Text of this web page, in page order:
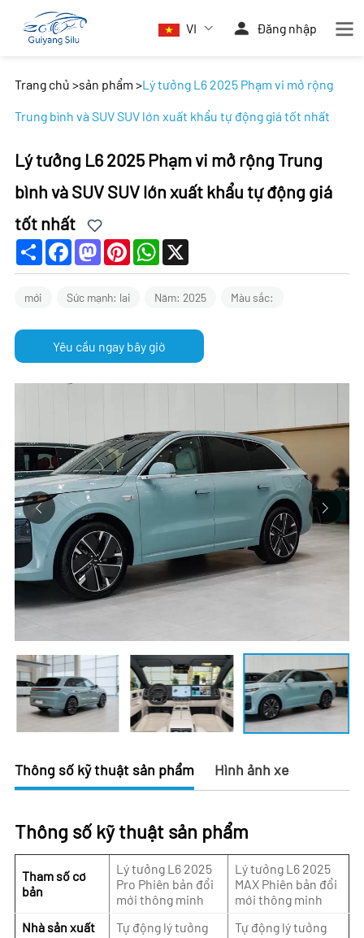
VI Đăng nhập
Trang chủ >sản phẩm >Lý tưởng L6 2025 Phạm vi mở rộng
Trung bình và SUV SUV lớn xuất khẩu tự động giá tốt nhất
Lý tưởng L6 2025 Phạm vi mở rộng Trung
bình và SUV SUV lớn xuất khẩu tự động giá
tốt nhất
ShareFacebookMastodonPinterestWhatsApp
X
mới Sức mạnh: lai Năm: 2025 Màu sắc:
Yêu cầu ngay bây giờ
Thông số kỹ thuật sản phẩm Hình ảnh xe
Thông số kỹ thuật sản phẩm
Tham số cơ
bản
Lý tưởng L6 2025
Pro Phiên bản đổi
mới thông minh
Lý tưởng L6 2025
MAX Phiên bản đổi
mới thông minh
Nhà sản xuất
Tự động lý tưởng Tự động lý tưởng